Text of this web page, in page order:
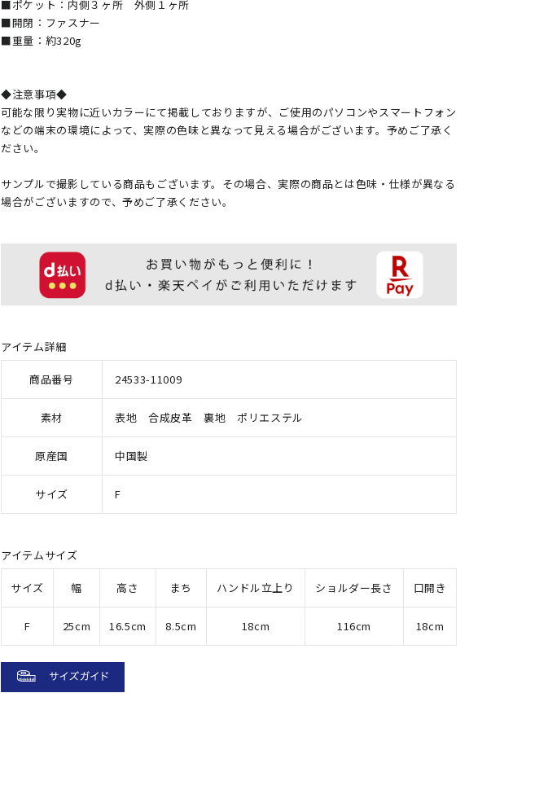
■ポケット：内側３ヶ所 外側１ヶ所
■開閉：ファスナー
■重量：約320g
◆注意事項◆
可能な限り実物に近いカラーにて掲載しておりますが、ご使用のパソコンやスマートフォン
などの端末の環境によって、実際の色味と異なって見える場合がございます。予めご了承く
ださい。
サンプルで撮影している商品もございます。その場合、実際の商品とは色味・仕様が異なる
場合がございますので、予めご了承ください。
アイテム詳細
商品番号 24533-11009
素材 表地 合成皮革 裏地 ポリエステル
原産国 中国製
サイズ F
アイテムサイズ
サイズ 幅 高さ まち ハンドル立上り ショルダー長さ 口開き
F 25cm 16.5cm 8.5cm 18cm 116cm 18cm